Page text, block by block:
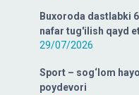
Buxoroda dastlabki
nafar tug'ilish qayd
29/07/2026
Sport – sog‘lom
poydevori